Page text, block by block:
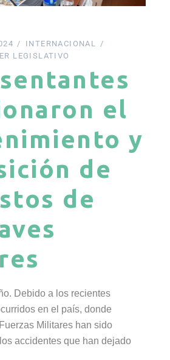
INTERNACIONAL
LEGISLATIVO
el
y
de
de
Debido a los recientes
en el país, donde
Militares han sido
accidentes que han dejado